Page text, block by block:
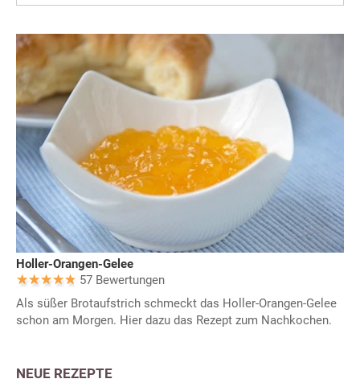
Holler-Orangen-Gelee
57 Bewertungen
Als süßer Brotaufstrich schmeckt das Holler-Orangen-Gelee
schon am Morgen. Hier dazu das Rezept zum Nachkochen.
NEUE REZEPTE